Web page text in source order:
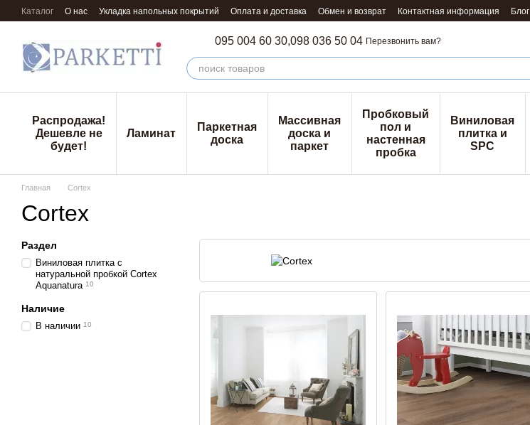
Перейти к основному контенту
Каталог О нас Укладка напольных покрытий Оплата и доставка Обмен и возврат Контактная информация Блог
095 004 60 30,098 036 50 04 Перезвонить вам?
Распродажа!
Дешевле не
будет!
Ламинат
Паркетная
доска
Массивная
доска и
паркет
Пробковый
пол и
настенная
пробка
Виниловая
плитка и
SPC
Главная Cortex
Cortex
Раздел
Виниловая плитка с
натуральной пробкой Cortex
Aquanatura 10
Наличие
В наличии 10